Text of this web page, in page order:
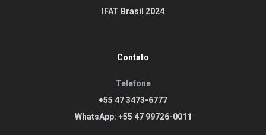
IFAT Brasil 2024
Contato
Telefone
+55 47 3473-6777
WhatsApp: +55 47 99726-0011